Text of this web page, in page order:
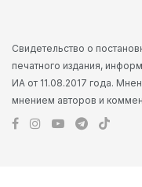
Свидетельство о
печатного издания,
ИА от 11.08.2017 года.
мнением авторов и